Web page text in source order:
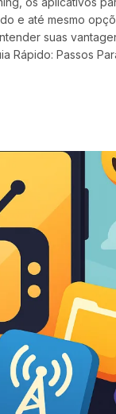
e até mesmo
suas
Rápido: Passos